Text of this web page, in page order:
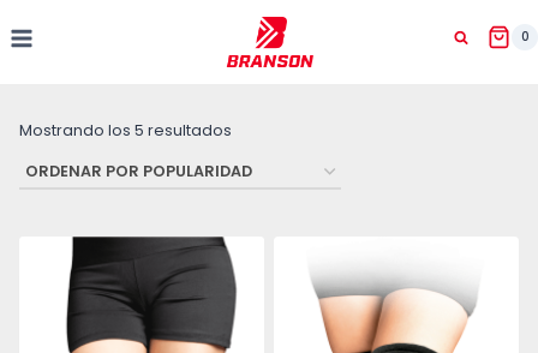
al
0
Mostrando los 5 resultados
por